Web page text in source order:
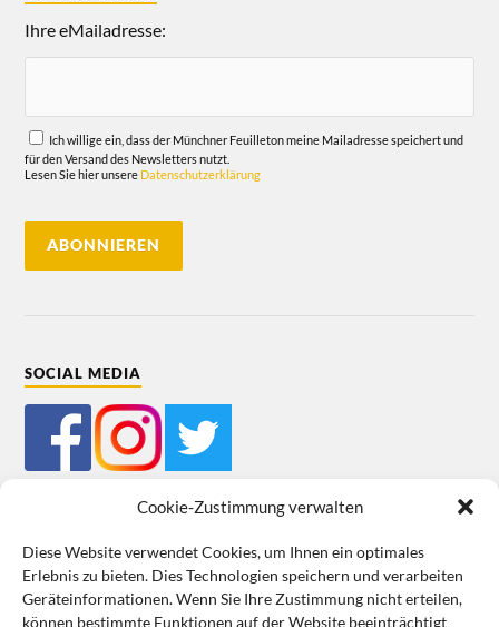
Cookie-Zustimmung verwalten
Diese Website verwendet Cookies, um Ihnen ein optimales
Erlebnis zu bieten. Dies Technologien speichern und verarbeiten
Geräteinformationen. Wenn Sie Ihre Zustimmung nicht erteilen,
können bestimmte Funktionen auf der Website beeinträchtigt
Ihre eMailadresse:
Ich willige ein, dass der Münchner Feuilleton meine Mailadresse speichert und
für den Versand des Newsletters nutzt.
Lesen Sie hier unsere Datenschutzerklärung
SOCIAL MEDIA
Impressum Datenschutz Cookie-Richtlinie (EU) AGB